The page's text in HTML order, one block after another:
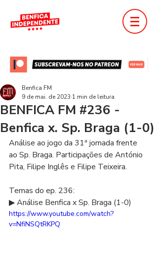
BENFICA FM #236 -
Benfica x. Sp. Braga (1-0)
Benfica FM
9 de mai. de 2023 1 min de leitura
Análise ao jogo da 31ª jornada frente
ao Sp. Braga. Participações de António
Pita, Filipe Inglês e Filipe Teixeira.
Temas do ep. 236:
▶ Análise Benfica x Sp. Braga (1-0)
https://www.youtube.com/watch?
v=NfiNSQtRKPQ